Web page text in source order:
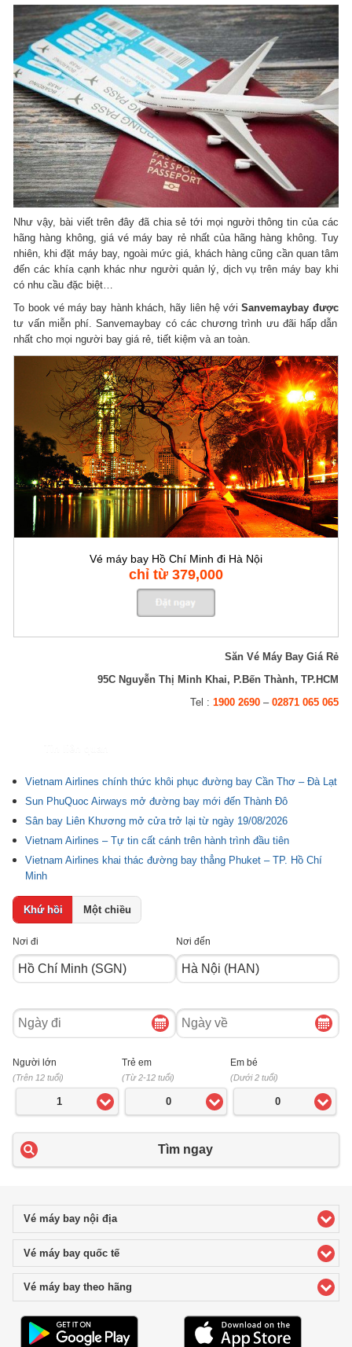
Như vậy, bài viết trên đây đã chia sẻ tới mọi người thông tin của các
hãng hàng không, giá vé máy bay rẻ nhất của hãng hàng không. Tuy
nhiên, khi đặt máy bay, ngoài mức giá, khách hàng cũng cần quan tâm
đến các khía cạnh khác như người quản lý, dịch vụ trên máy bay khi
có nhu cầu đặc biệt…
To book vé máy bay hành khách, hãy liên hệ vớiSanvemaybay được
tư vấn miễn phí.Sanvemaybay có các chương trình ưu đãi hấp dẫn
nhất cho mọi người bay giá rẻ, tiết kiệm và an toàn.
Vé máy bay Hồ Chí Minh đi Hà Nội
chỉ từ 379,000
Săn Vé Máy Bay Giá Rẻ
95C Nguyễn Thị Minh Khai, P.Bến Thành, TP.HCM
Tel : 1900 2690– 02871 065 065
Vietnam Airlines chính thức khôi phục đường bay Cần Thơ – Đà Lạt
Sun PhuQuoc Airways mở đường bay mới đến Thành Đô
Sân bay Liên Khương mở cửa trở lại từ ngày 19/08/2026
Vietnam Airlines – Tự tin cất cánh trên hành trình đầu tiên
Vietnam Airlines khai thác đường bay thẳng Phuket – TP. Hồ Chí
Minh
Khứ hồi Một chiều
Nơi đi Nơi đến
Ngày
đi
Ngày
về
Người lớn
(Trên 12 tuổi)
1
Trẻ em
(Từ 2-12 tuổi)
0
Em bé
(Dưới 2 tuổi)
0
Tìm ngay
Vé máy bay nội địaclick to expand contents
Vé máy bay quốc tếclick to expand contents
Vé máy bay theo hãng